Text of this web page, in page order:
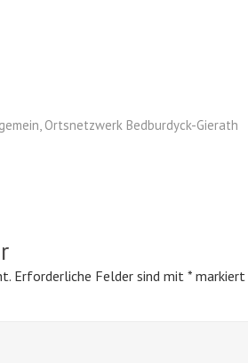
, Ortsnetzwerk Bedburdyck-Gierath
Erforderliche Felder sind mit * markiert